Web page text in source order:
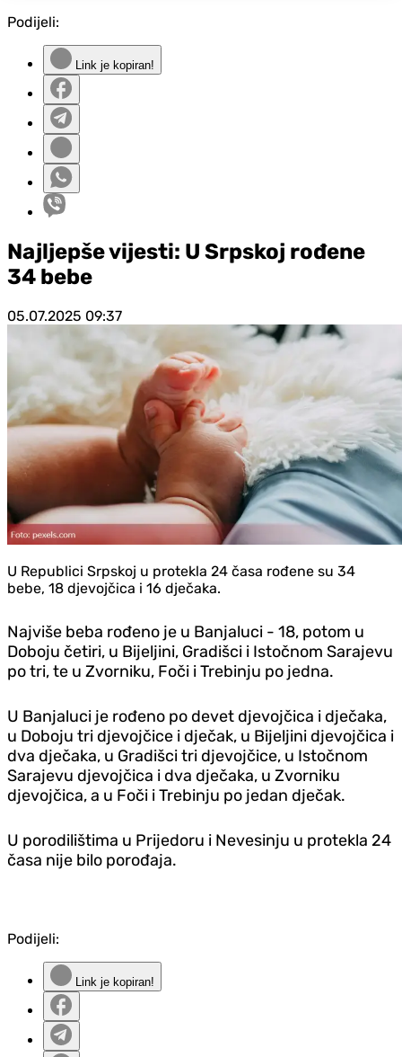
Podijeli:
Link je kopiran!
Najljepše vijesti: U Srpskoj rođene
34 bebe
05.07.2025 09:37
U Republici Srpskoj u protekla 24 časa rođene su 34
bebe, 18 djevojčica i 16 dječaka.
Najviše beba rođeno je u Banjaluci - 18, potom u
Doboju četiri, u Bijeljini, Gradišci i Istočnom Sarajevu
po tri, te u Zvorniku, Foči i Trebinju po jedna.
U Banjaluci je rođeno po devet djevojčica i dječaka,
u Doboju tri djevojčice i dječak, u Bijeljini djevojčica i
dva dječaka, u Gradišci tri djevojčice, u Istočnom
Sarajevu djevojčica i dva dječaka, u Zvorniku
djevojčica, a u Foči i Trebinju po jedan dječak.
U porodilištima u Prijedoru i Nevesinju u protekla 24
časa nije bilo porođaja.
Podijeli:
Link je kopiran!